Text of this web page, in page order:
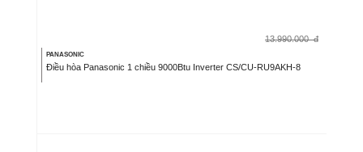
13.990.000 đ
PANASONIC
Điều hòa Panasonic 1 chiều 9000Btu Inverter CS/CU-RU9AKH-8